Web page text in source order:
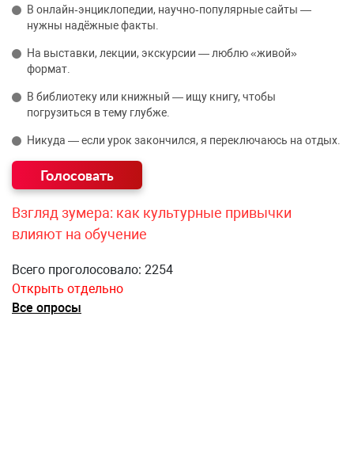
В онлайн‑энциклопедии, научно‑популярные сайты —
нужны надёжные факты.
На выставки, лекции, экскурсии — люблю «живой»
формат.
В библиотеку или книжный — ищу книгу, чтобы
погрузиться в тему глубже.
Никуда — если урок закончился, я переключаюсь на отдых.
Взгляд зумера: как культурные привычки
влияют на обучение
Всего проголосовало: 2254
Открыть отдельно
Все опросы